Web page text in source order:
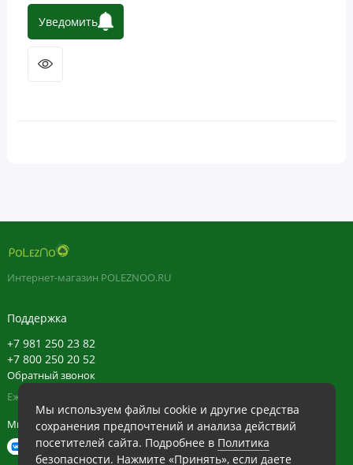
Уведомить
Мы используем файлы cookie и другие средства
сохранения предпочтений и анализа действий
посетителей сайта. Подробнее в Политика
безопасности. Нажмите «Принять», если даете
Интернет-магазин POLEZNOO.RU
Поддержка
+7 981 250 23 82
+7 800 250 20 52
Обратный звонок
Ежедневно в будние с 11:30 до 20:30, в выходные с 11:30 до 19:30
Мы в сети